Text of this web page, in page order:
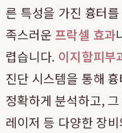
른 특성을 가진 흉터
족스러운 프락셀 효과
렵습니다. 이지함피부
진단 시스템을 통해
정확하게 분석하고,
레이저 등 다양한 장